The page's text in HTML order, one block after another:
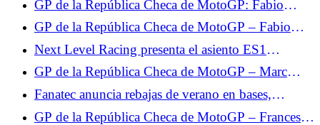
igual de bueno"
GP de la República Checa de MotoGP: Fabio
Quartararo dimitió tras la carrera al sprint: “No hay
nada que esperar para mañana”
GP de la República Checa de MotoGP – Fabio
Quartararo fatalista tras la carrera: “No sentimos el
límite”
Next Level Racing presenta el asiento ES1
Hypercool para el simracing en plena canícula.
GP de la República Checa de MotoGP – Marc
Márquez, exhausto al final de la carrera: “La moto
estaba ahí pero yo estaba vacía”
Fanatec anuncia rebajas de verano en bases,
volantes, cabinas, pedales y packs.
GP de la República Checa de MotoGP – Francesco